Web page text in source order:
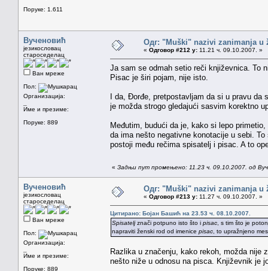
Поруке: 1.611
Вученовић
језикословац
староседелац
Ван мреже
Пол:
Организација:
Име и презиме:
Поруке: 889
Одг: "Muški" nazivi zanimanja u
« Одговор #212 у: 11.21 ч. 09.10.2007. »
Ja sam se odmah setio reči književnica. To
Pisac je širi pojam, nije isto.
I da, Đorđe, pretpostavljam da si u pravu da
je možda strogo gledajući sasvim korektno
Međutim, budući da je, kako si lepo
da ima nešto negativne konotacije u sebi.
postoji među rečima spisatelj i pisac. A to
« Задњи пут промењено: 11.23 ч. 09.10.2007. од
Вученовић
језикословац
староседелац
Ван мреже
Пол:
Организација:
Име и презиме:
Поруке: 889
Одг: "Muški" nazivi zanimanja u
« Одговор #213 у: 11.27 ч. 09.10.2007. »
Цитирано: Бојан Башић на 23.53 ч. 08.10.2007.
Spisateljznači potpuno isto što i pisac , s tim što je
napraviti ženski rod od imenice pisac , to upražnjeno
Razlika u značenju, kako rekoh, možda nije
nešto niže u odnosu na pisca. Književnik je